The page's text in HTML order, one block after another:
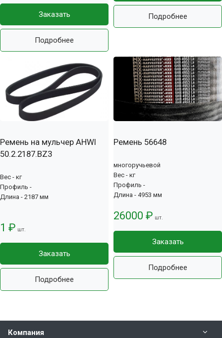
Заказать
Подробнее
Подробнее
Ремень на мульчер AHWI
50.2.2187.BZ3
Вес - кг
Профиль -
Длина - 2187 мм
1 ₽ шт.
Заказать
Подробнее
Ремень 56648
многоручьевой
Вес - кг
Профиль -
Длина - 4953 мм
26000 ₽ шт.
Заказать
Подробнее
Компания